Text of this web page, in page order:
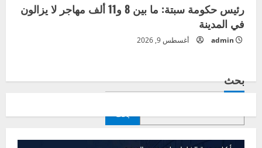
رئيس حكومة سبتة: ما بين 8 و11 ألف مهاجر لا يزالون
في المدينة
admin أغسطس 9, 2026
بحث
بحث